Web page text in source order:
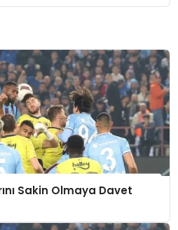
Sakin Olmaya Davet